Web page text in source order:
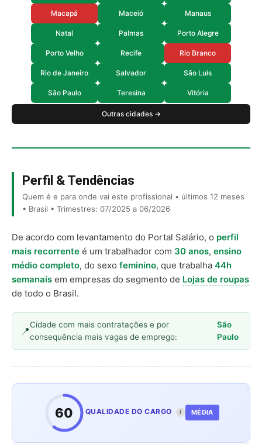
Macapá Maceió Manaus
Natal Palmas Porto Alegre
Porto Velho Recife Rio Branco
Rio de Janeiro Salvador São Luís
São Paulo Teresina Vitória
Outras cidades →
Perfil & Tendências
Quem é e para onde vai este profissional • últimos 12 meses
• Brasil • Trimestres: 07/2025 a 06/2026
De acordo com levantamento do Portal Salário, o perfil
mais recorrente é um trabalhador com 30 anos, ensino
médio completo, do sexo feminino, que trabalha 44h
semanais em empresas do segmento de Lojas de roupas
de todo o Brasil.
Cidade com mais contratações e por
consequência mais vagas de emprego:
São
Paulo
60 QUALIDADE DO CARGO I MÉDIA